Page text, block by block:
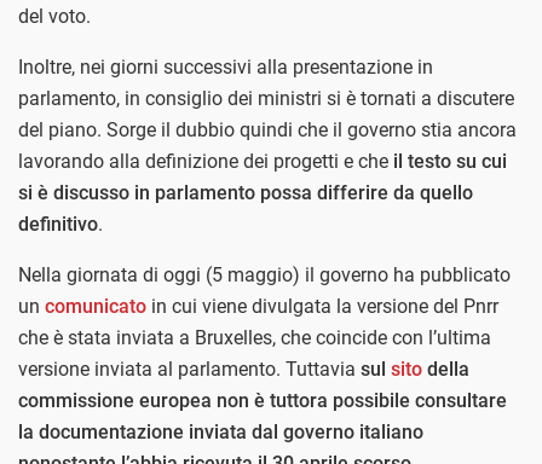
del voto.
Inoltre, nei giorni successivi alla presentazione in
parlamento, in consiglio dei ministri si è tornati a discutere
del piano. Sorge il dubbio quindi che il governo stia ancora
lavorando alla definizione dei progetti e che il testo su cui
si è discusso in parlamento possa differire da quello
definitivo.
Nella giornata di oggi (5 maggio) il governo ha pubblicato
un comunicato in cui viene divulgata la versione del Pnrr
che è stata inviata a Bruxelles, che coincide con l’ultima
versione inviata al parlamento. Tuttavia sul sito della
commissione europea non è tuttora possibile consultare
la documentazione inviata dal governo italiano